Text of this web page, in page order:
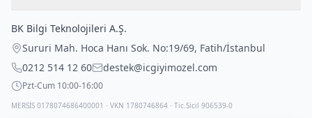
Fantazi İç Giyim
Çocuk İç Giyim
Outlet Fırsatları
İade Politikası
Gizli Paketleme
BK Bilgi Teknolojileri A.Ş.
Sururi Mah. Hoca Hanı Sok. No:19/69, Fatih/İstanbul
0212 514 12 60
destek@icgiyimozel.com
Pzt-Cum 10:00-16:00
MERSİS 0178074686400001 · VKN 1780746864 · Tic.Sicil 906539-0